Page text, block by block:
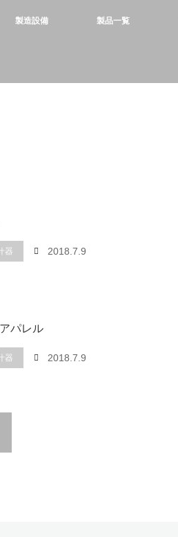
製造設備 製品一覧
器 2018.7.9
パレル
器 2018.7.9